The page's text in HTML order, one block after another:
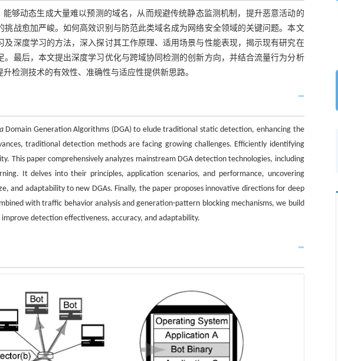
能够动态生成大量难以预测的域名，从而规避传统静态监测机制，提升恶意活动的
战愈加严峻。如何高效识别与防范此类域名成为网络安全领域的关键问题。本文
深度学习的方法，深入探讨其工作原理、适用场景与性能表现，揭示现有研究在
最后，本文提出深度学习优化与跨域协同检测的创新方向，并结合流量行为分析
检测技术的有效性、准确性与适应性提供新思路。
Domain Generation Algorithms (DGA) to elude traditional static detection, enhancing the
traditional detection methods are facing growing challenges. Efficiently identifying
This paper comprehensively analyzes mainstream DGA detection technologies, including
It delves into their principles, application scenarios, and performance, uncovering
and adaptability to new DGAs. Finally, the paper proposes innovative directions for deep
with traffic behavior analysis and generation-pattern blocking mechanisms, we build
detection effectiveness, accuracy, and adaptability.